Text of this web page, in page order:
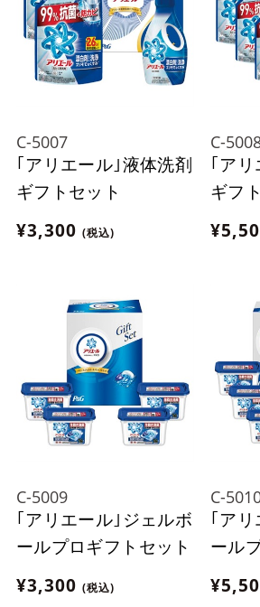
C-5007
｢アリエール｣液体洗剤
ギフトセット
¥3,300 (税込)
C-
｢ア
ギフ
C-5009
｢アリエール｣ジェルボ
ールプロギフトセット
¥3,300 (税込)
C-
｢ア
ール